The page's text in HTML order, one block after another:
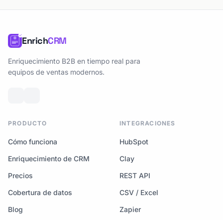
EnrichCRM
Enriquecimiento B2B en tiempo real para
equipos de ventas modernos.
PRODUCTO
Cómo funciona
Enriquecimiento de CRM
Precios
Cobertura de datos
Blog
INTEGRACIONES
HubSpot
Clay
REST API
CSV / Excel
Zapier